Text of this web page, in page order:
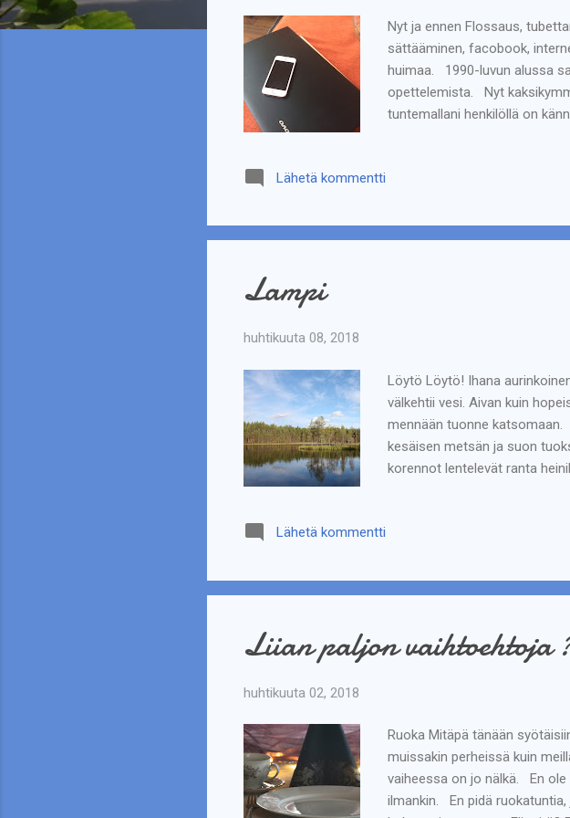
Nyt ja ennen Flossaus,
sättääminen, facobook,
huimaa. 1990-luvun alussa
opettelemista. Nyt
tuntemallani henkilöllä on
sukunimi. Ensimmäinen
Samaan aikaan kotikatumme
Lähetä kommentti
Lampi
huhtikuuta 08, 2018
Löytö Löytö! Ihana
välkehtii vesi. Aivan kuin
mennään tuonne
kesäisen metsän ja suon
korennot lentelevät ranta
Rannan tuntumassa ihan
seisoessa maa antaa hiukan
Lähetä kommentti
Liian paljon vaihtoehtoja
huhtikuuta 02, 2018
Ruoka Mitäpä tänään
muissakin perheissä kuin
vaiheessa on jo nälkä. En ole
ilmankin. En pidä